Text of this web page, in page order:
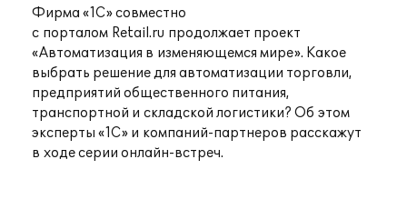
Фирма «1С» совместно
с порталом Retail.ru продолжает проект
«Автоматизация в изменяющемся мире». Какое
выбрать решение для автоматизации торговли,
предприятий общественного питания,
транспортной и складской логистики? Об этом
эксперты «1С» и компаний-партнеров расскажут
в ходе серии онлайн-встреч.